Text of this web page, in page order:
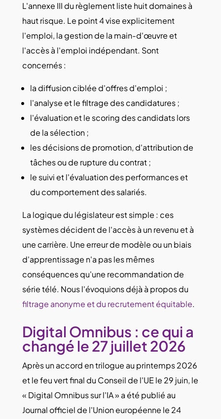
L'annexe III du règlement liste huit domaines à
haut risque. Le point 4 vise explicitement
l'emploi, la gestion de la main-d'œuvre et
l'accès à l'emploi indépendant. Sont
concernés :
la diffusion ciblée d'offres d'emploi ;
l'analyse et le filtrage des candidatures ;
l'évaluation et le scoring des candidats lors
de la sélection ;
les décisions de promotion, d'attribution de
tâches ou de rupture du contrat ;
le suivi et l'évaluation des performances et
du comportement des salariés.
La logique du législateur est simple : ces
systèmes décident de l'accès à un revenu et à
une carrière. Une erreur de modèle ou un biais
d'apprentissage n'a pas les mêmes
conséquences qu'une recommandation de
série télé. Nous l'évoquions déjà à propos du
filtrage anonyme et du recrutement équitable.
Digital Omnibus : ce qui a
changé le 27 juillet 2026
Après un accord en trilogue au printemps 2026
et le feu vert final du Conseil de l'UE le 29 juin, le
« Digital Omnibus sur l'IA » a été publié au
Journal officiel de l'Union européenne le 24